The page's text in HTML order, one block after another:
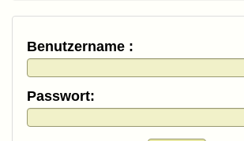
Benutzername :
Passwort: